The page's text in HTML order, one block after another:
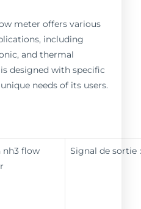
meter offers various
including
and thermal
designed with specific
needs of its users.
nh3 flow
Signal de sortie